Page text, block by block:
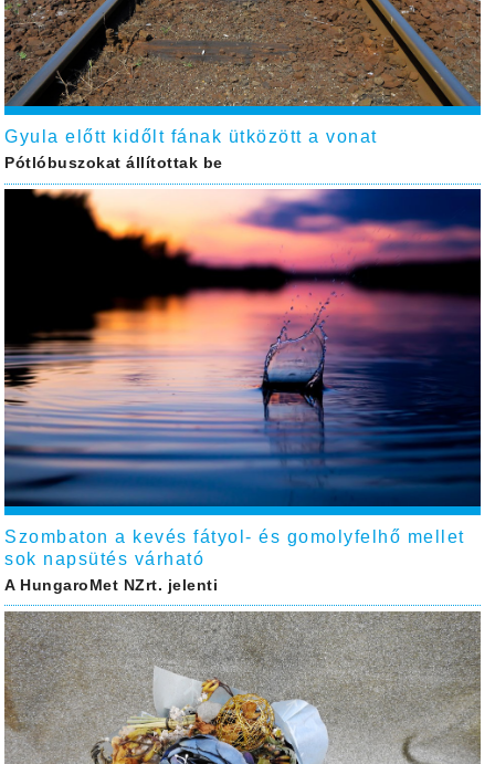
Gyula előtt kidőlt fának ütközött a vonat
Pótlóbuszokat állítottak be
Szombaton a kevés fátyol- és gomolyfelhő mellet
sok napsütés várható
A HungaroMet NZrt. jelenti